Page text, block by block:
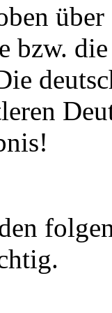
bzw.